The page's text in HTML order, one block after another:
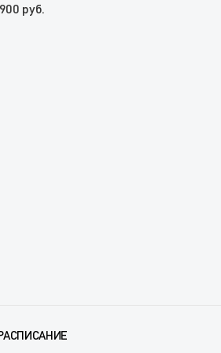
руб.